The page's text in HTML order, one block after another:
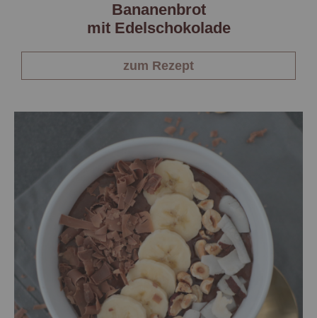
Bananenbrot
mit Edelschokolade
zum Rezept